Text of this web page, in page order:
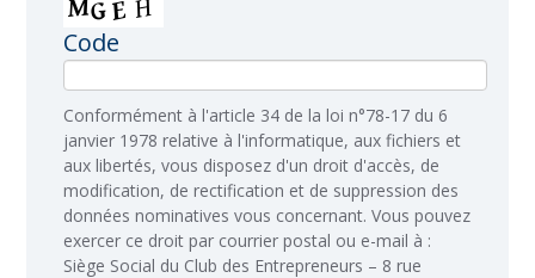
Code
​Conformément à l'article 34 de la loi n°78-17 du 6
janvier 1978 relative à l'informatique, aux fichiers et
aux libertés, vous disposez d'un droit d'accès, de
modification, de rectification et de suppression des
données nominatives vous concernant. Vous pouvez
exercer ce droit par courrier postal ou e-mail à :
Siège Social du Club des Entrepreneurs – 8 rue